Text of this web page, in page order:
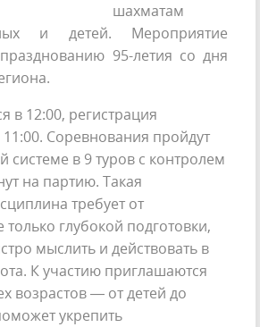
шахматам
и детей. Мероприятие
95-летия со дня
в 12:00, регистрация
Соревнования пройдут
системе в 9 туров с контролем
на партию. Такая
требует от
глубокой подготовки,
мыслить и действовать в
К участию приглашаются
возрастов — от детей до
укрепить